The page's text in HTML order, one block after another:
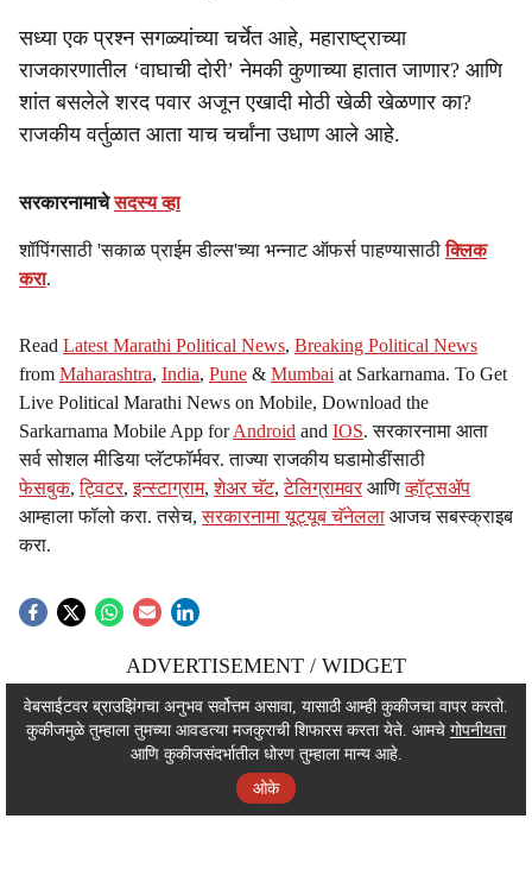
सध्या एक प्रश्न सगळ्यांच्या चर्चेत आहे, महाराष्ट्राच्या
राजकारणातील ‘वाघाची दोरी’ नेमकी कुणाच्या हातात जाणार? आणि
शांत बसलेले शरद पवार अजून एखादी मोठी खेळी खेळणार का?
राजकीय वर्तुळात आता याच चर्चांना उधाण आले आहे.
सरकारनामाचेसदस्य व्हा
शॉपिंगसाठी 'सकाळ प्राईम डील्स'च्या भन्नाट ऑफर्स पाहण्यासाठीक्लिक
करा.
Read Latest Marathi Political News, Breaking Political News
from Maharashtra, India, Pune & Mumbai at Sarkarnama. To Get
Live Political Marathi News on Mobile, Download the
Sarkarnama Mobile App forAndroid and IOS. सरकारनामा आता
सर्व सोशल मीडिया प्लॅटफॉर्मवर. ताज्या राजकीय घडामोडींसाठी
फेसबुक,ट्विटर,इन्स्टाग्राम,शेअर चॅट,टेलिग्रामवर आणिव्हॉट्सॲप
आम्हाला फॉलो करा. तसेच,सरकारनामा यूट्यूब चॅनेलला आजच सबस्क्राइब
करा.
ADVERTISEMENT / WIDGET
ADVERTISEMENT / WIDGET
ADVERTISEMENT / WIDGET
वेबसाईटवर ब्राउझिंगचा अनुभव सर्वोत्तम असावा, यासाठी आम्ही कुकीजचा वापर करतो.
कुकीजमुळे तुम्हाला तुमच्या आवडत्या मजकुराची शिफारस करता येते. आमचे गोपनीयता
आणि कुकीजसंदर्भातील धोरण तुम्हाला मान्य आहे.
ओके